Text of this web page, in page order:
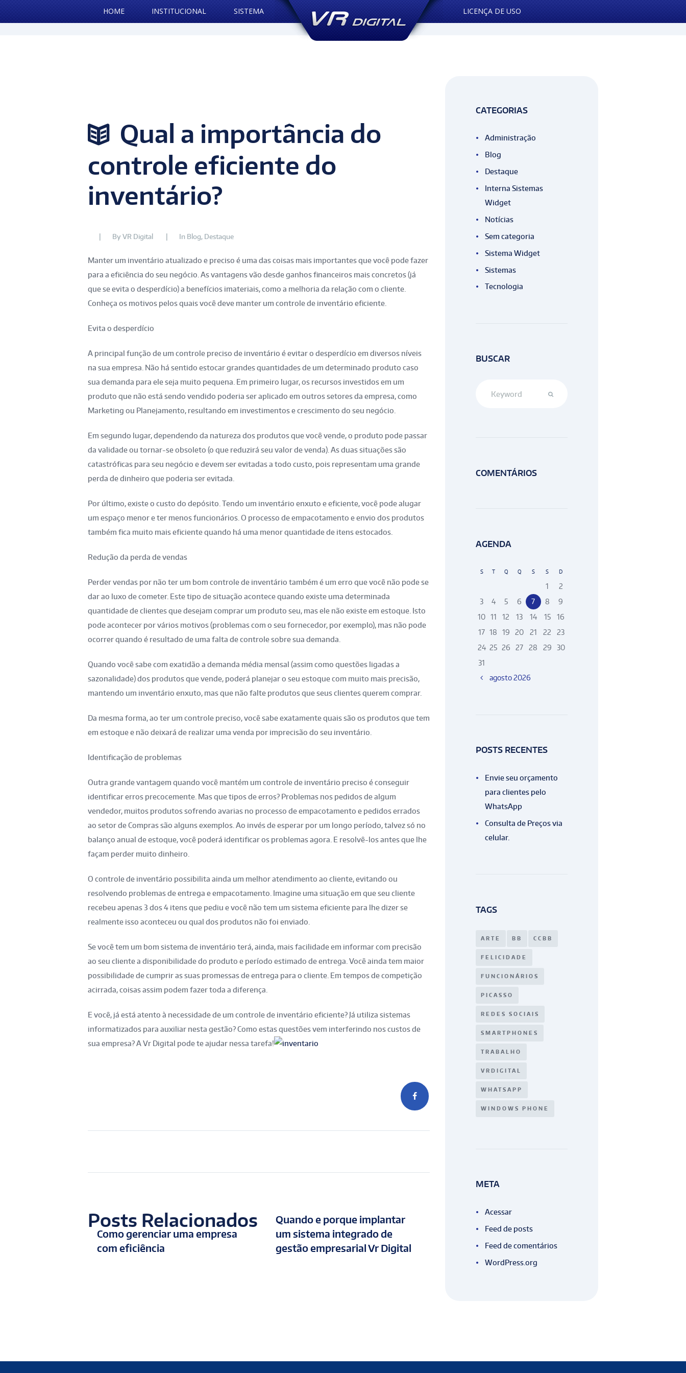
HOME INSTITUCIONAL SISTEMA LICENÇA DE USO
Home Blog Qual a importância do controle eficiente do...
Qual a importância do
controle eficiente do
inventário?
ByVR Digital In Blog, Destaque
Manter um inventário atualizado e preciso é uma das coisas mais importantes que você pode fazer
para a eficiência do seu negócio. As vantagens vão desde ganhos financeiros mais concretos (já
que se evita o desperdício) a benefícios imateriais, como a melhoria da relação com o cliente.
Conheça os motivos pelos quais você deve manter um controle de inventário eficiente.
Evita o desperdício
A principal função de um controle preciso de inventário é evitar o desperdício em diversos níveis
na sua empresa. Não há sentido estocar grandes quantidades de um determinado produto caso
sua demanda para ele seja muito pequena. Em primeiro lugar, os recursos investidos em um
produto que não está sendo vendido poderia ser aplicado em outros setores da empresa, como
Marketing ou Planejamento, resultando em investimentos e crescimento do seu negócio.
Em segundo lugar, dependendo da natureza dos produtos que você vende, o produto pode passar
da validade ou tornar-se obsoleto (o que reduzirá seu valor de venda). As duas situações são
catastróficas para seu negócio e devem ser evitadas a todo custo, pois representam uma grande
perda de dinheiro que poderia ser evitada.
Por último, existe o custo do depósito. Tendo um inventário enxuto e eficiente, você pode alugar
um espaço menor e ter menos funcionários. O processo de empacotamento e envio dos produtos
também fica muito mais eficiente quando há uma menor quantidade de itens estocados.
Redução da perda de vendas
Perder vendas por não ter um bom controle de inventário também é um erro que você não pode se
dar ao luxo de cometer. Este tipo de situação acontece quando existe uma determinada
quantidade de clientes que desejam comprar um produto seu, mas ele não existe em estoque. Isto
pode acontecer por vários motivos (problemas com o seu fornecedor, por exemplo), mas não pode
ocorrer quando é resultado de uma falta de controle sobre sua demanda.
Quando você sabe com exatidão a demanda média mensal (assim como questões ligadas a
sazonalidade) dos produtos que vende, poderá planejar o seu estoque com muito mais precisão,
mantendo um inventário enxuto, mas que não falte produtos que seus clientes querem comprar.
Da mesma forma, ao ter um controle preciso, você sabe exatamente quais são os produtos que tem
em estoque e não deixará de realizar uma venda por imprecisão do seu inventário.
Identificação de problemas
Outra grande vantagem quando você mantém um controle de inventário preciso é conseguir
identificar erros precocemente. Mas que tipos de erros? Problemas nos pedidos de algum
vendedor, muitos produtos sofrendo avarias no processo de empacotamento e pedidos errados
ao setor de Compras são alguns exemplos. Ao invés de esperar por um longo período, talvez só no
balanço anual de estoque, você poderá identificar os problemas agora. E resolvê-los antes que lhe
façam perder muito dinheiro.
O controle de inventário possibilita ainda um melhor atendimento ao cliente, evitando ou
resolvendo problemas de entrega e empacotamento. Imagine uma situação em que seu cliente
recebeu apenas 3 dos 4 itens que pediu e você não tem um sistema eficiente para lhe dizer se
realmente isso aconteceu ou qual dos produtos não foi enviado.
Se você tem um bom sistema de inventário terá, ainda, mais facilidade em informar com precisão
ao seu cliente a disponibilidade do produto e período estimado de entrega. Você ainda tem maior
possibilidade de cumprir as suas promessas de entrega para o cliente. Em tempos de competição
acirrada, coisas assim podem fazer toda a diferença.
E você, já está atento à necessidade de um controle de inventário eficiente? Já utiliza sistemas
informatizados para auxiliar nesta gestão? Como estas questões vem interferindo nos custos de
sua empresa? A Vr Digital pode te ajudar nessa tarefa!
Posts Relacionados
Como gerenciar uma empresa
com eficiência
Quando e porque implantar
um sistema integrado de
gestão empresarial Vr Digital
CATEGORIAS
Administração
Blog
Destaque
Interna Sistemas
Widget
Notícias
Sem categoria
Sistema Widget
Sistemas
Tecnologia
BUSCAR
COMENTÁRIOS
AGENDA
agosto2026
S T Q Q S S D
1
2
3
4 5 6 7 8
9
10 11 12 13 14 15
16
17 18 19 20 21 22
23
24 25 26 27 28 29
30
31
POSTS RECENTES
Envie seu orçamento
para clientes pelo
WhatsApp
Consulta de Preços via
celular.
TAGS
ARTE BB CCBB
FELICIDADE
FUNCIONÁRIOS
PICASSO
REDES SOCIAIS
SMARTPHONES
TRABALHO
VRDIGITAL
WHATSAPP
WINDOWS PHONE
META
Acessar
Feed de posts
Feed de comentários
WordPress.org